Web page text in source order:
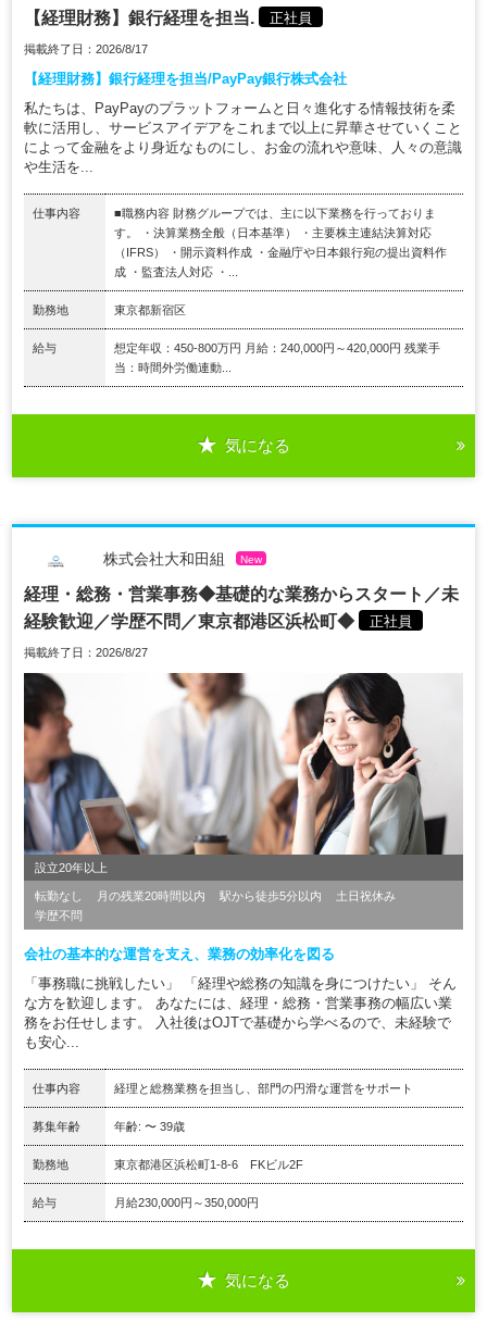
【経理財務】銀行経理を担当. 正社員
掲載終了日：2026/8/17
【経理財務】銀行経理を担当/PayPay銀行株式会社
私たちは、PayPayのプラットフォームと日々進化する情報技術を柔
軟に活用し、サービスアイデアをこれまで以上に昇華させていくこと
によって金融をより身近なものにし、お金の流れや意味、人々の意識
や生活を...
仕事内容
■職務内容 財務グループでは、主に以下業務を行っておりま
す。 ・決算業務全般（日本基準） ・主要株主連結決算対応
（IFRS） ・開示資料作成 ・金融庁や日本銀行宛の提出資料作
成 ・監査法人対応 ・...
勤務地 東京都新宿区
給与
想定年収：450-800万円 月給：240,000円～420,000円 残業手
当：時間外労働連動...
気になる
株式会社大和田組 New
経理・総務・営業事務◆基礎的な業務からスタート／未
経験歓迎／学歴不問／東京都港区浜松町◆
正社員
掲載終了日：2026/8/27
設立20年以上
転勤なし 月の残業20時間以内 駅から徒歩5分以内
土日祝休み
学歴不問
会社の基本的な運営を支え、業務の効率化を図る
「事務職に挑戦したい」 「経理や総務の知識を身につけたい」 そん
な方を歓迎します。 あなたには、経理・総務・営業事務の幅広い業
務をお任せします。 入社後はOJTで基礎から学べるので、未経験で
も安心...
仕事内容 経理と総務業務を担当し、部門の円滑な運営をサポート
募集年齢 年齢: 〜 39歳
勤務地 東京都港区浜松町1-8-6 FKビル2F
給与 月給230,000円～350,000円
気になる